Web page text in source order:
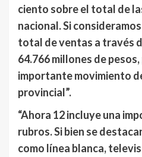
ciento sobre el total de
nacional. Si
total de ventas a través
64.766 millones de
importante movimiento
provincial”.
“Ahora 12 incluye una
rubros. Si bien se
como línea blanca,